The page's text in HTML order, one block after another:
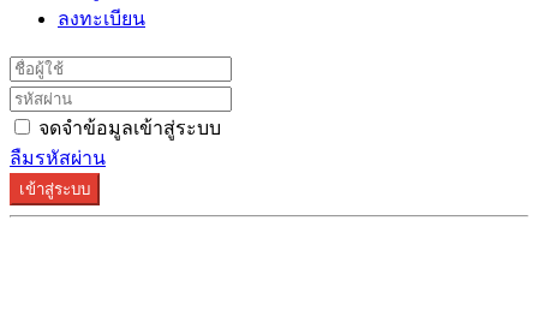
ลงทะเบียน
จดจำข้อมูลเข้าสู่ระบบ
ลืมรหัสผ่าน
เข้าสู่ระบบ